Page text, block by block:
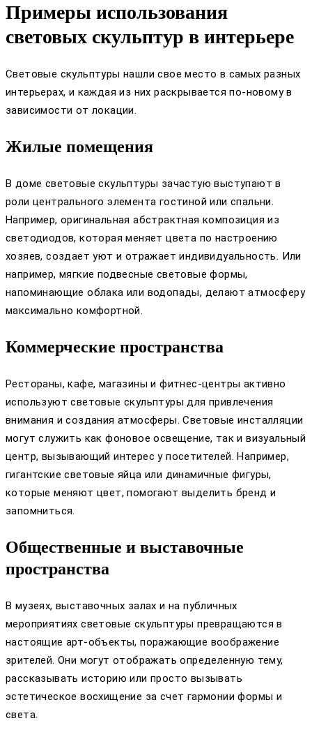
Примеры использования
световых скульптур в интерьере
Световые скульптуры нашли свое место в самых разных
интерьерах, и каждая из них раскрывается по-новому в
зависимости от локации.
Жилые помещения
В доме световые скульптуры зачастую выступают в
роли центрального элемента гостиной или спальни.
Например, оригинальная абстрактная композиция из
светодиодов, которая меняет цвета по настроению
хозяев, создает уют и отражает индивидуальность. Или
например, мягкие подвесные световые формы,
напоминающие облака или водопады, делают атмосферу
максимально комфортной.
Коммерческие пространства
Рестораны, кафе, магазины и фитнес-центры активно
используют световые скульптуры для привлечения
внимания и создания атмосферы. Световые инсталляции
могут служить как фоновое освещение, так и визуальный
центр, вызывающий интерес у посетителей. Например,
гигантские световые яйца или динамичные фигуры,
которые меняют цвет, помогают выделить бренд и
запомниться.
Общественные и выставочные
пространства
В музеях, выставочных залах и на публичных
мероприятиях световые скульптуры превращаются в
настоящие арт-объекты, поражающие воображение
зрителей. Они могут отображать определенную тему,
рассказывать историю или просто вызывать
эстетическое восхищение за счет гармонии формы и
света.